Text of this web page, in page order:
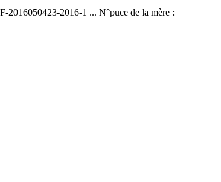
2016050423-2016-1 ... N°puce de la mère :